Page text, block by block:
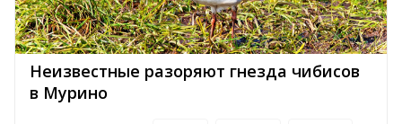
Неизвестные разоряют гнезда чибисов
в Мурино